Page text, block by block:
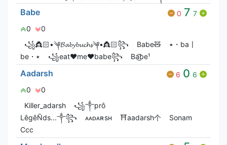
Babe 0 7 7
0
0
꧁👸🏻•༆𝓑𝓪𝓫𝔂𝓫𝓾𝓬𝓱𝓼༆•👸🏻꧂
Babe🧸
٭・ba〡
be・٭
꧁eat♥me♥babe꧂ Ba͜͡be¹
Aadarsh 6 0 6
0
0
Killer_adarsh
꧁༒prô
LêgêÑds...༒꧂
ᴀᴀᴅᴀʀsʜ ⛩️aadarsh个
Sonam
Ccc